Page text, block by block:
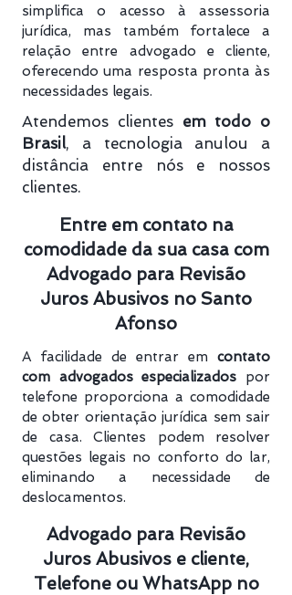
simplifica o acesso à assessoria
jurídica, mas também fortalece a
relação entre advogado e cliente,
oferecendo uma resposta pronta às
necessidades legais.
Atendemos clientes em todo o
Brasil, a tecnologia anulou a
distância entre nós e nossos
clientes.
Entre em contato na
comodidade da sua casa com
Advogado para Revisão
Juros Abusivos no Santo
Afonso
A facilidade de entrar em contato
com advogados especializados por
telefone proporciona a comodidade
de obter orientação jurídica sem sair
de casa. Clientes podem resolver
questões legais no conforto do lar,
eliminando a necessidade de
deslocamentos.
Advogado para Revisão
Juros Abusivos e cliente,
Telefone ou WhatsApp no